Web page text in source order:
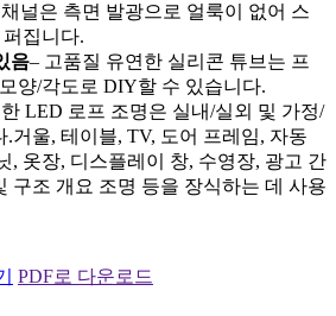
널은 측면 발광으로 얼룩이 없어 스
집니다.
음– 고품질 유연한 실리콘 튜브는 프
양/각도로 DIY할 수 있습니다.
LED 로프 조명은 실내/실외 및 가정/
거울, 테이블, TV, 도어 프레임, 자동
, 옷장, 디스플레이 창, 수영장, 광고 간
구조 개요 조명 등을 장식하는 데 사용
PDF로 다운로드